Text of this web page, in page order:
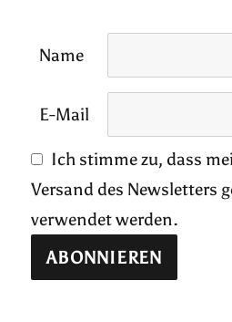
Name
E-Mail
Ich stimme zu, dass
Versand des Newsletters
verwendet werden.